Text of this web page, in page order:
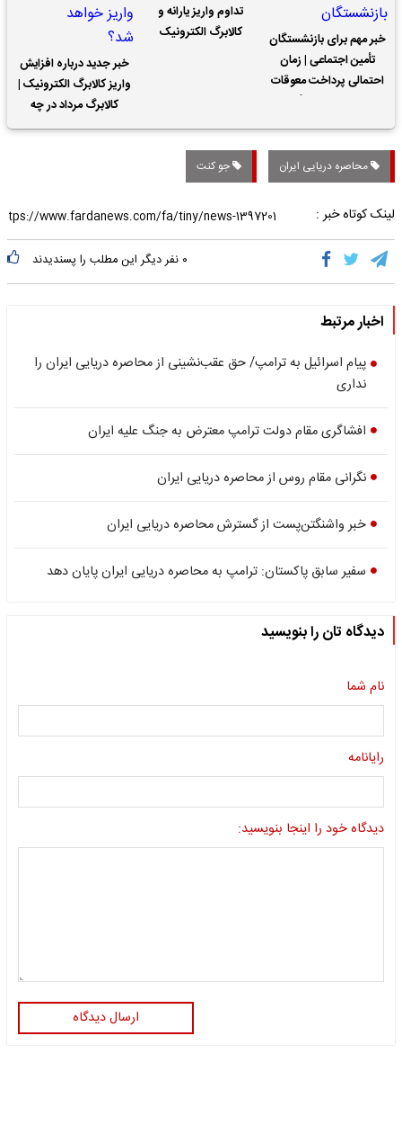
خبر مهم برای بازنشستگان
تأمین اجتماعی | زمان
احتمالی پرداخت معوقات
تداوم واریز یارانه و
کالابرگ الکترونیک
خبر جدید درباره افزایش
واریز کالابرگ الکترونیک |
کالابرگ مرداد در چه
تاریخی واریز خواهد شد؟
محاصره دریایی ایران جو کنت
لینک کوتاه خبر :
۰ نفر دیگر این مطلب را پسندیدند
اخبار مرتبط
پیام اسرائیل به ترامپ/ حق عقب‌نشینی از محاصره دریایی ایران را
نداری
افشاگری مقام دولت ترامپ معترض به جنگ علیه ایران
نگرانی مقام روس از محاصره دریایی ایران
خبر واشنگتن‌پست از گسترش محاصره دریایی ایران
سفیر سابق پاکستان: ترامپ به محاصره دریایی ایران پایان دهد
دیدگاه تان را بنویسید
نام شما
رایانامه
دیدگاه خود را اینجا بنویسید:
ارسال دیدگاه